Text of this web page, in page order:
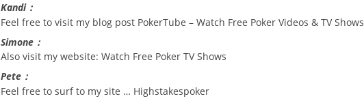
Kandi：
Feel free to visit my blog post PokerTube – Watch Free Poker Videos & TV Shows
Simone：
Also visit my website: Watch Free Poker TV Shows
Pete：
Feel free to surf to my site … Highstakespoker